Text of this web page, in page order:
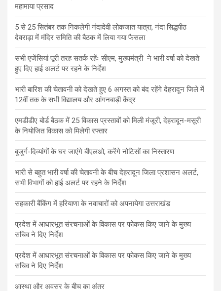
महामाया प्रसाद
5 से 25 सितंबर तक निकलेगी नंदादेवी लोकजात यात्रा, नंदा सिद्धपीठ
देवराड़ा में मंदिर समिति की बैठक में लिया गया फैसला
सभी एजेंसियां पूरी तरह सतर्क रहेंः सीएम, मुख्यमंत्री ने भारी वर्षा को देखते
हुए दिए हाई अलर्ट पर रहने के निर्देश
भारी बारिश की चेतावनी को देखते हुए 6 अगस्त को बंद रहेंगे देहरादून जिले में
12वीं तक के सभी विद्यालय और आंगनबाड़ी केंद्र
एमडीडीए बोर्ड बैठक में 25 विकास प्रस्तावों को मिली मंजूरी, देहरादून-मसूरी
के नियोजित विकास को मिलेगी रफ्तार
बुजुर्ग-दिव्यांगों के घर जाएंगे बीएलओ, करेंगे नोटिसों का निस्तारण
भारी से बहुत भारी वर्षा की चेतावनी के बीच देहरादून जिला प्रशासन अलर्ट,
सभी विभागों को हाई अलर्ट पर रहने के निर्देश
सहकारी बैंकिंग में हरियाणा के नवाचारों को अपनायेगा उत्तराखंड
प्रदेश में आधारभूत संरचनाओं के विकास पर फोकस किए जाने के मुख्य
सचिव ने दिए निर्देश
प्रदेश में आधारभूत संरचनाओं के विकास पर फोकस किए जाने के मुख्य
सचिव ने दिए निर्देश
आस्था और अवसर के बीच का अंतर